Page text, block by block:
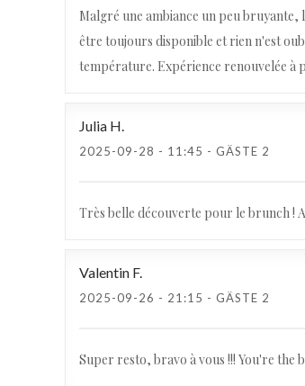
Malgré une ambiance un peu
être toujours disponible et rien n'est
température. Expérience renouvelée à
Julia H
2025-09-28 - 11:45 - GÄSTE 2
Très belle découverte pour le brunch !
Valentin F
2025-09-26 - 21:15 - GÄSTE 2
Super resto, bravo à vous !!! You're the